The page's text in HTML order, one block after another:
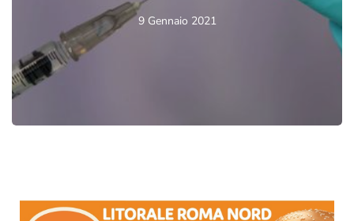
9 Gennaio 2021